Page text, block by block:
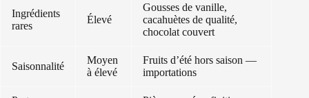
Ingrédients
rares
Élevé
Gousses de vanille,
cacahuètes de qualité,
chocolat couvert
Saisonnalité
Moyen
à élevé
Fruits d’été hors saison —
importations